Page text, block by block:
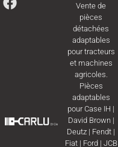
Vente de
pièces
détachées
adaptables
pour tracteurs
et machines
agricoles.
Pièces
adaptables
pourCase IH |
David Brown|
Deutz | Fendt |
Fiat| Ford | JCB